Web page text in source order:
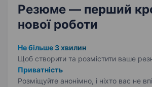
Резюме — перший
нової роботи
Не більше 3 хвилин
Щоб створити та розмістити ваше
Приватність
Розміщуйте анонімно, і ніхто вас не